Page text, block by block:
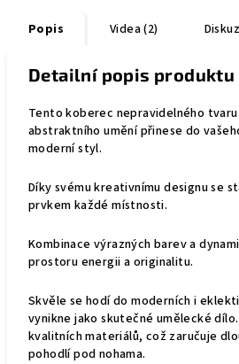
Popis Videa (2)
Detailní popis produktu
Tento koberec nepravidelného
abstraktního umění přinese do
moderní styl.
Díky svému kreativnímu designu se
prvkem každé místnosti.
Kombinace výrazných barev a
prostoru energii a originalitu.
Skvěle se hodí do moderních i
vynikne jako skutečné umělecké
kvalitních materiálů, což zaručuje
pohodlí pod nohama.